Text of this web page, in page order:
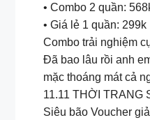
• Combo 2 quần:
• Giá lẻ 1 quần: 299k
Combo trải nghiệm
Đã bao lâu rồi anh
mặc thoáng mát cả
11.11 THỜI TRANG
Siêu bão Voucher